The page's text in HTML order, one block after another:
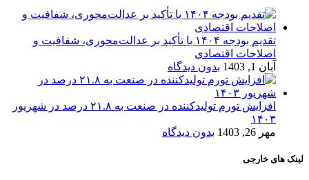
تقدیم بودجه ۱۴۰۴ با تأکید بر عدالت‌محوری، شفافیت و
اصلاحات اقتصادی
آبان 1, 1403
بدون دیدگاه
افزایش تورم تولیدکننده در صنعت به ۲۱.۸ درصد در شهریور
۱۴۰۳
مهر 26, 1403
بدون دیدگاه
لینک های خارجی